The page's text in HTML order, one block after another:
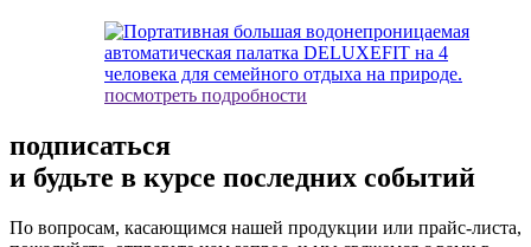
посмотреть подробности
подписаться
и будьте в курсе последних событий
По вопросам, касающимся нашей продукции или прайс-листа,